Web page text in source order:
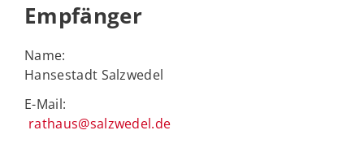
Empfänger
Name:
Hansestadt Salzwedel
E-Mail:
rathaus@salzwedel.de